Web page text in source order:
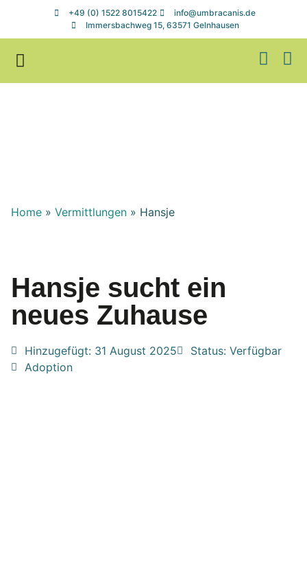
+49 (0) 1522 8015422
info@umbracanis.de
Immersbachweg 15, 63571 Gelnhausen
Home » Vermittlungen » Hansje
Hansje sucht ein
neues Zuhause
Hinzugefügt: 31 August 2025
Status: Verfügbar
Adoption